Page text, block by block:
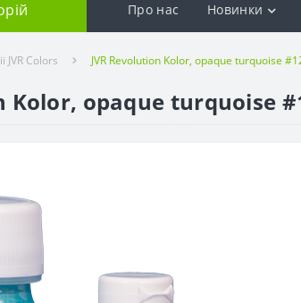
Про нас Новинки
JVR Colors JVR Revolution Kolor, opaque turquoise
Kolor, opaque turquoise